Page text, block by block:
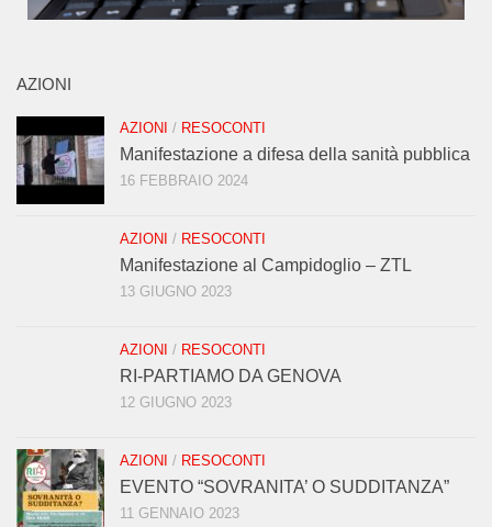
AZIONI
AZIONI / RESOCONTI
Manifestazione a difesa della sanità pubblica
16 FEBBRAIO 2024
AZIONI / RESOCONTI
Manifestazione al Campidoglio – ZTL
13 GIUGNO 2023
AZIONI / RESOCONTI
RI-PARTIAMO DA GENOVA
12 GIUGNO 2023
AZIONI / RESOCONTI
EVENTO “SOVRANITA’ O SUDDITANZA”
11 GENNAIO 2023